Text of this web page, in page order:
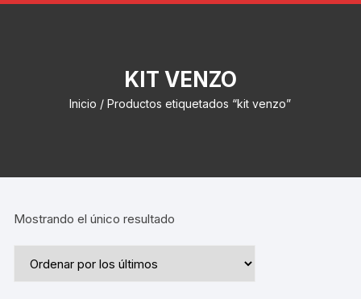
KIT VENZO
Inicio / Productos etiquetados “kit venzo”
Mostrando el único resultado